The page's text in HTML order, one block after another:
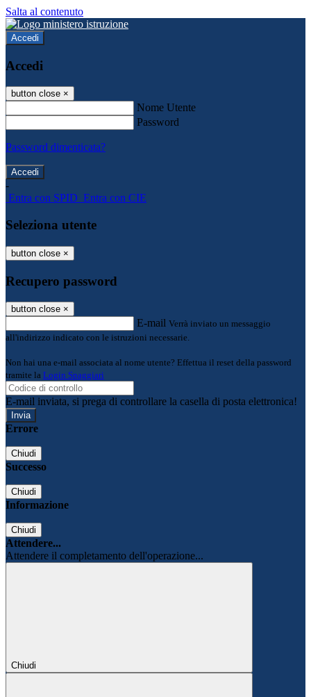
Salta al contenuto
Accedi
Accedi
button close ×
Nome Utente
Password
Password dimenticata?
-
Entra con SPID Entra con CIE
Seleziona utente
button close ×
Recupero password
button close ×
E-mail Verrà inviato un messaggio
all'indirizzo indicato con le istruzioni necessarie.
Non hai una e-mail associata al nome utente? Effettua il reset della password
tramite la Login Spaggiari
E-mail inviata, si prega di controllare la casella di posta elettronica!
Errore
Chiudi
Successo
Chiudi
Informazione
Chiudi
Attendere...
Attendere il completamento dell'operazione...
Chiudi